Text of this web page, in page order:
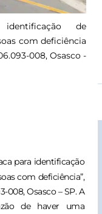
de
com deficiência
008, Osasco -
para identificação
com deficiência”,
008, Osasco – SP.A
de haver uma